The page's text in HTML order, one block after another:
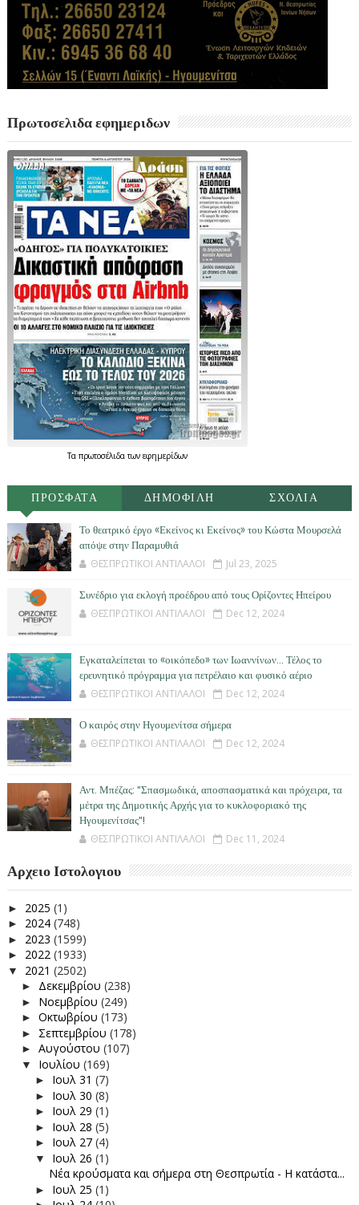
Πρωτοσελιδα εφημεριδων
Τα πρωτοσέλιδατων εφημερίδων
ΠΡΟΣΦΑΤΑ ΔΗΜΟΦΙΛΗ ΣΧΟΛΙΑ
Το θεατρικό έργο «Εκείνος κι Εκείνος» του Κώστα Μουρσελά
απόψε στην Παραμυθιά
ΘΕΣΠΡΩΤΙΚΟΙ ΑΝΤΙΛΑΛΟΙ Jul 23, 2025
Συνέδριο για εκλογή προέδρου από τους Ορίζοντες Ηπείρου
ΘΕΣΠΡΩΤΙΚΟΙ ΑΝΤΙΛΑΛΟΙ Dec 12, 2024
Εγκαταλείπεται το «οικόπεδο» των Ιωαννίνων… Τέλος το
ερευνητικό πρόγραμμα για πετρέλαιο και φυσικό αέριο
ΘΕΣΠΡΩΤΙΚΟΙ ΑΝΤΙΛΑΛΟΙ Dec 12, 2024
Ο καιρός στην Ηγουμενίτσα σήμερα
ΘΕΣΠΡΩΤΙΚΟΙ ΑΝΤΙΛΑΛΟΙ Dec 12, 2024
Αντ. Μπέζας: "Σπασμωδικά, αποσπασματικά και πρόχειρα, τα
μέτρα της Δημοτικής Αρχής για το κυκλοφοριακό της
Ηγουμενίτσας"!
ΘΕΣΠΡΩΤΙΚΟΙ ΑΝΤΙΛΑΛΟΙ Dec 11, 2024
Αρχειο Ιστολογιου
► 2025 (1)
► 2024 (748)
► 2023 (1599)
► 2022 (1933)
▼ 2021 (2502)
► Δεκεμβρίου (238)
► Νοεμβρίου (249)
► Οκτωβρίου (173)
► Σεπτεμβρίου (178)
► Αυγούστου (107)
▼ Ιουλίου (169)
► Ιουλ 31 (7)
► Ιουλ 30 (8)
► Ιουλ 29 (1)
► Ιουλ 28 (5)
► Ιουλ 27 (4)
▼ Ιουλ 26 (1)
Νέα κρούσματα και σήμερα στη Θεσπρωτία - Η κατάστα...
► Ιουλ 25 (1)